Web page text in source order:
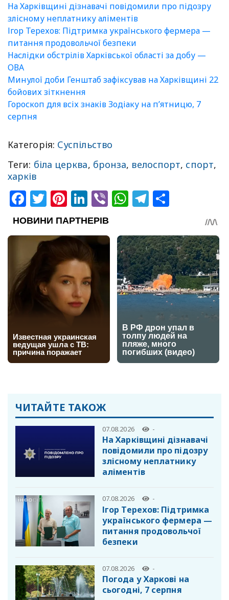
На Харківщині дізнавачі повідомили про підозру
злісному неплатнику аліментів
Ігор Терехов: Підтримка українського фермера —
питання продовольчої безпеки
Наслідки обстрілів Харківської області за добу —
ОВА
Минулої доби Генштаб зафіксував на Харківщині 22
бойових зіткнення
Гороскоп для всіх знаків Зодіаку на п’ятницю, 7
серпня
Категорія: Суспільство
Теги: біла церква, бронза, велоспорт, спорт,
харків
Facebook
Twitter
Pinterest
LinkedIn
ViberWhatsApp
Telegram
ЧИТАЙТЕ ТАКОЖ
07.08.2026 -
На Харківщині дізнавачі
повідомили про підозру
злісному неплатнику
аліментів
07.08.2026 -
Ігор Терехов: Підтримка
українського фермера —
питання продовольчої
безпеки
07.08.2026 -
Погода у Харкові на
сьогодні, 7 серпня